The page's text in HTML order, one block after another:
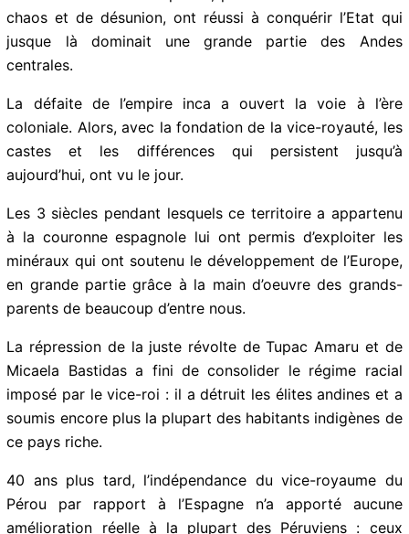
Il en fut ainsi jusqu’à l’arrivée des Castillans qui, avec
l’aide de nombreux felipillos
, profitant d’un moment de
chaos et de désunion, ont réussi à conquérir l’Etat qui
centrales.
La défaite de l’empire inca a ouvert la voie à l’ère
coloniale. Alors, avec la fondation de la vice-royauté,
aujourd’hui, ont vu le jour.
Les 3 siècles pendant lesquels ce territoire a
appartenu à la couronne espagnole lui ont permis
d’exploiter les minéraux qui ont soutenu le
la main d’oeuvre des grands-parents de beaucoup
d’entre nous.
La répression de la juste révolte de Tupac Amaru et de
Micaela Bastidas a fini de consolider le régime racial
a soumis encore plus la plupart des habitants
indigènes de ce pays riche.